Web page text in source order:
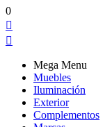
0


Mega Menu
Muebles
Iluminación
Exterior
Complementos